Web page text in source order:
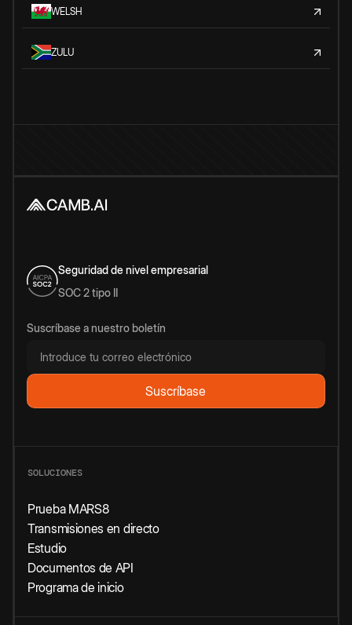
WELSH
ZULU
Seguridad de nivel empresarial
SOC 2 tipo II
Suscríbase a nuestro boletín
SOLUCIONES
Prueba MARS8
Transmisiones en directo
Estudio
Documentos de API
Programa de inicio